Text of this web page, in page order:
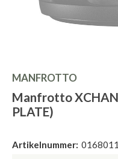
MANFROTTO
Manfrotto
PLATE)
Artikelnummer: